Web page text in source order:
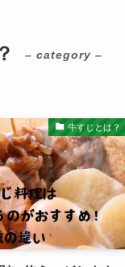
– category –
牛すじとは？